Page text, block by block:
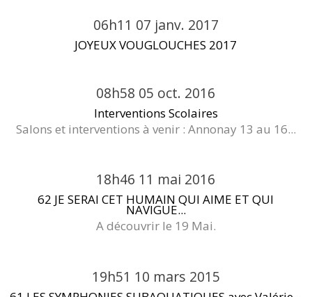
06h11 07 janv. 2017
JOYEUX VOUGLOUCHES 2017
08h58 05 oct. 2016
Interventions Scolaires
Salons et interventions à venir : Annonay 13 au 16...
18h46 11 mai 2016
62 JE SERAI CET HUMAIN QUI AIME ET QUI
NAVIGUE...
A découvrir le 19 Mai.
19h51 10 mars 2015